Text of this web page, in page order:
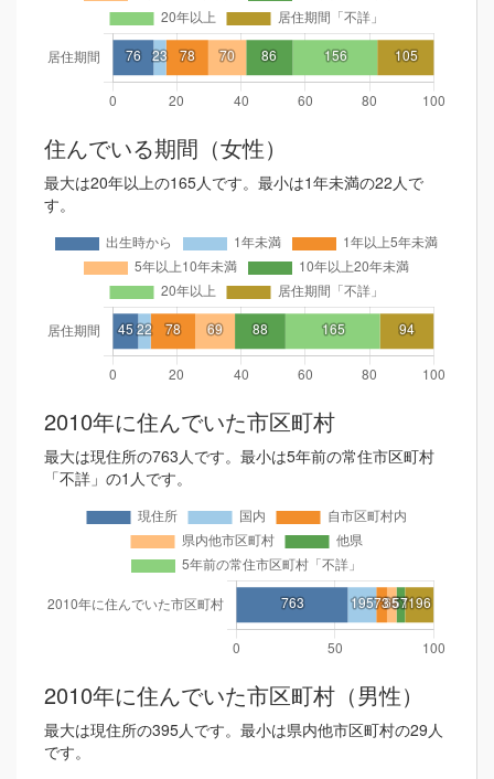
住んでいる期間（女性）
最大は20年以上の165人です。最小は1年未満の22人で
す。
2010年に住んでいた市区町村
最大は現住所の763人です。最小は5年前の常住市区町村
「不詳」の1人です。
2010年に住んでいた市区町村（男性）
最大は現住所の395人です。最小は県内他市区町村の29人
です。